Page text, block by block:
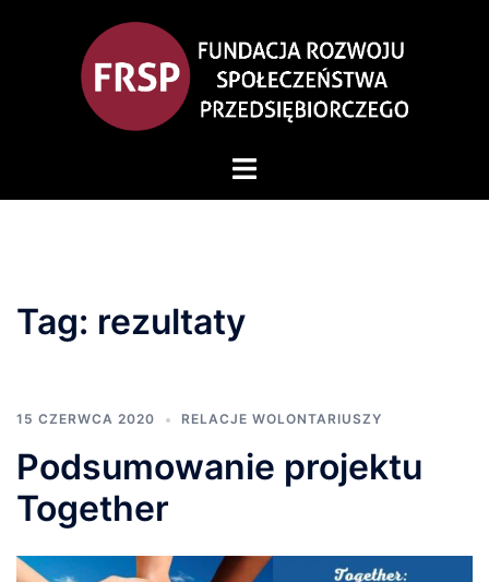
Przełącz
Tag: rezultaty
15 CZERWCA 2020 RELACJE WOLONTARIUSZY
Podsumowanie projektu
Together